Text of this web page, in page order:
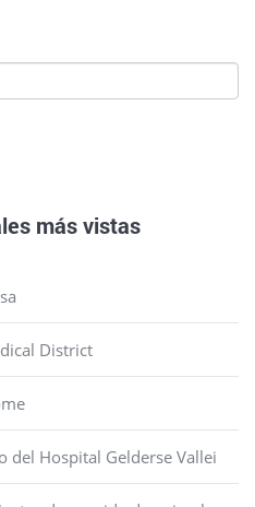
más vistas
District
del Hospital Gelderse Vallei